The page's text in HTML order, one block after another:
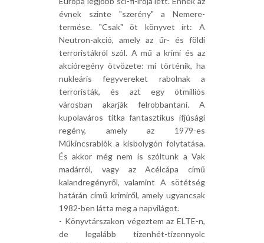
évnek szinte "szerény" a Nemere-
termése. "Csak" öt könyvet írt: A
Neutron-akció, amely az űr- és földi
terroristákról szól. A mű a krimi és az
akcióregény ötvözete: mi történik, ha
nukleáris fegyvereket rabolnak a
terroristák, és azt egy ötmilliós
városban akarják felrobbantani. A
kupolaváros titka fantasztikus ifjúsági
regény, amely az 1979-es
Műkincsrablók a kisbolygón folytatása.
És akkor még nem is szóltunk a Vak
madárról, vagy az Acélcápa című
kalandregényről, valamint A sötétség
határán című krimiről, amely ugyancsak
1982-ben látta meg a napvilágot.
- Könyvtárszakon végeztem az ELTE-n,
de legalább tizenhét-tizennyolc